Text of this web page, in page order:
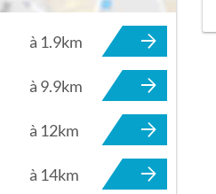
à 1.9km
à 9.9km
à 12km
à 14km